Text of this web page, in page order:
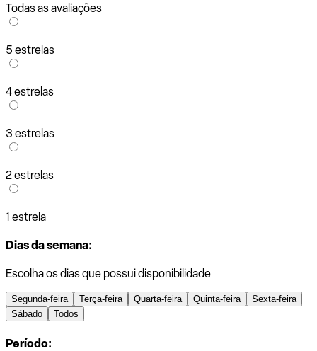
Todas as avaliações
5 estrelas
4 estrelas
3 estrelas
2 estrelas
1 estrela
Dias da semana:
Escolha os dias que possui disponibilidade
Segunda-feira Terça-feira Quarta-feira Quinta-feira
Sexta-feira
Sábado
Todos
Período: